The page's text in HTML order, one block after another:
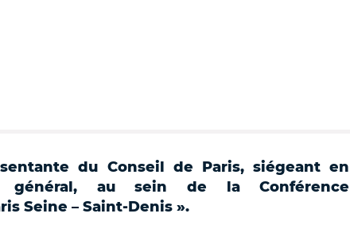
du Conseil de Paris, siégeant en
général, au sein de la Conférence
Seine – Saint-Denis ».